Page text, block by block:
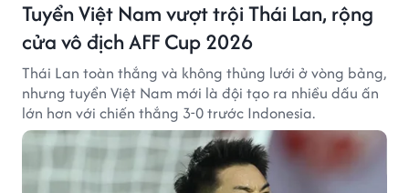
Tuyển Việt Nam vượt trội Thái Lan, rộng
cửa vô địch AFF Cup 2026
Thái Lan toàn thắng và không thủng lưới ở vòng bảng,
nhưng tuyển Việt Nam mới là đội tạo ra nhiều dấu ấn
lớn hơn với chiến thắng 3-0 trước Indonesia.